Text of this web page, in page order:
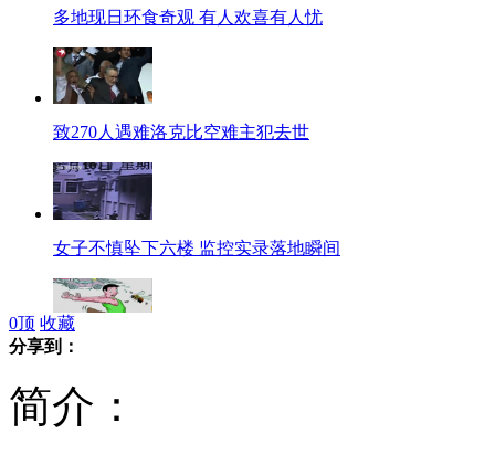
多地现日环食奇观 有人欢喜有人忧
致270人遇难洛克比空难主犯去世
女子不慎坠下六楼 监控实录落地瞬间
0顶 收藏
分享到：
简介：